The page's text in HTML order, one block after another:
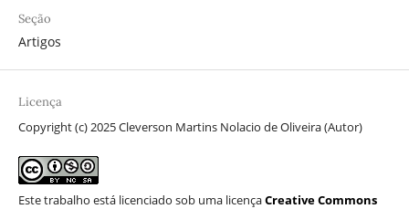
Seção
Artigos
Licença
Copyright (c) 2025 Cleverson Martins Nolacio de Oliveira (Autor)
Este trabalho está licenciado sob uma licençaCreative Commons